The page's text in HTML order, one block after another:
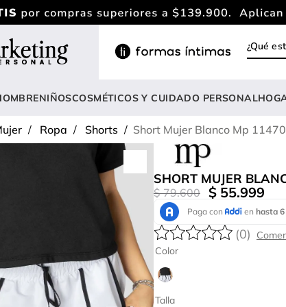
¿Qué
NIÑOSCOSMÉTICOS Y CUIDADO PERSONAL
Ropa Shorts Short Mujer Blanco Mp
SHORT MUJER
$ 79.600 $ 55.999
(0)
Talla
Color